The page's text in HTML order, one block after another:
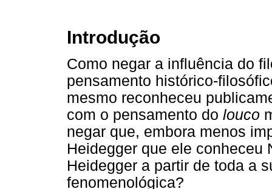
Introdução
Como negar a influência do
pensamento histórico-
mesmo reconheceu
com o pensamento do louco
negar que, embora menos
Heidegger que ele conheceu
Heidegger a partir de toda a
fenomenológica?